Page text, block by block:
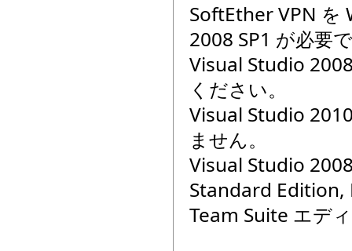
SoftEther VPN を
2008 SP1 が必要
Visual Studio
ください。
Visual Studio
ません。
Visual Studio
Standard Edition,
Team Suite エデ